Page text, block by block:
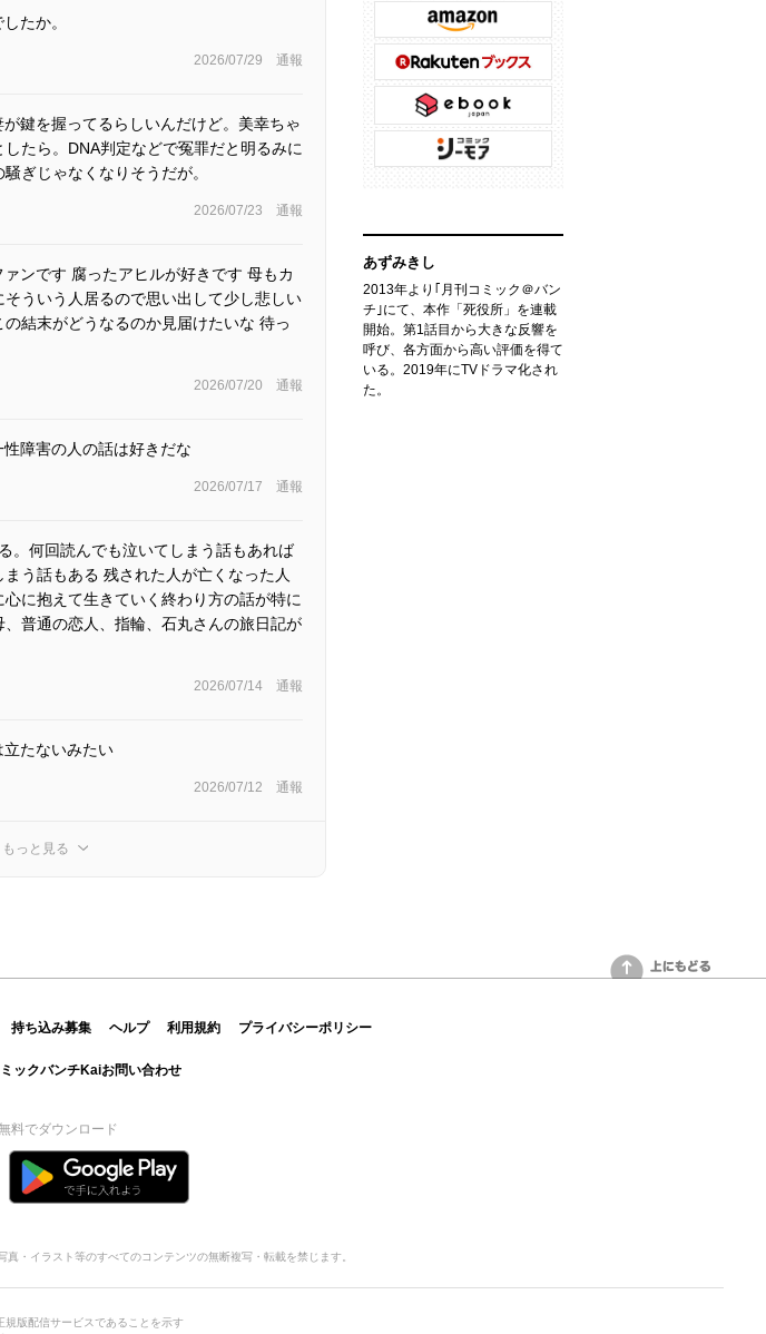
たか。
2026/07/29 通報
鍵を握ってるらしいんだけど。美幸ちゃ
たら。DNA判定などで冤罪だと明るみに
ぎじゃなくなりそうだが。
2026/07/23 通報
ンです 腐ったアヒルが好きです 母もカ
ういう人居るので思い出して少し悲しい
結末がどうなるのか見届けたいな 待っ
2026/07/20 通報
障害の人の話は好きだな
2026/07/17 通報
。何回読んでも泣いてしまう話もあれば
う話もある 残された人が亡くなった人
に抱えて生きていく終わり方の話が特に
普通の恋人、指輪、石丸さんの旅日記が
2026/07/14 通報
立たないみたい
2026/07/12 通報
もっと見る
あずみきし
2013年より｢月刊コミック＠バン
チ｣にて、本作「死役所」を連載
開始。第1話目から大きな反響を
呼び、各方面から高い評価を得て
いる。2019年にTVドラマ化され
た。
上にもどる
持ち込み募集 ヘルプ 利用規約 プライバシーポリシー
ックバンチKaiお問い合わせ
料でダウンロード
・イラスト等のすべてのコンテンツの無断複写・転載を禁じます。
規版配信サービスであることを示す